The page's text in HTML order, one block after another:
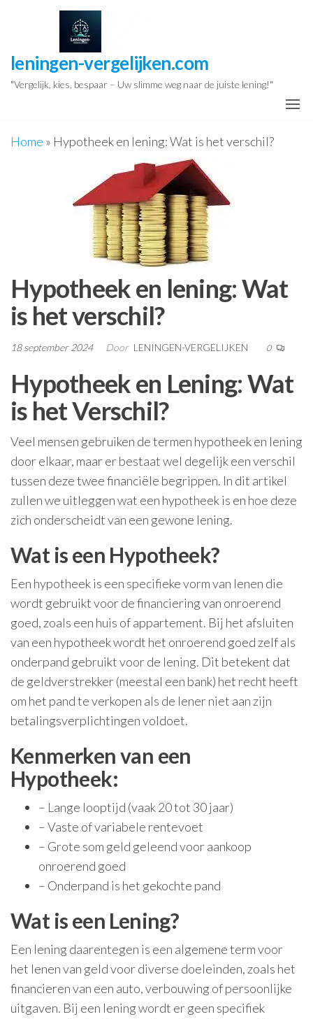
inhoud
leningen-vergelijken.com
"Vergelijk, kies, bespaar – Uw slimme weg naar de juiste lening!"
Home » Hypotheek en lening: Wat is het verschil?
Hypotheek en lening: Wat
is het verschil?
18 september 2024 Door LENINGEN-VERGELIJKEN 0
Hypotheek en Lening: Wat
is het Verschil?
Veel mensen gebruiken de termen hypotheek en lening
door elkaar, maar er bestaat wel degelijk een verschil
tussen deze twee financiële begrippen. In dit artikel
zullen we uitleggen wat een hypotheek is en hoe deze
zich onderscheidt van een gewone lening.
Wat is een Hypotheek?
Een hypotheek is een specifieke vorm van lenen die
wordt gebruikt voor de financiering van onroerend
goed, zoals een huis of appartement. Bij het afsluiten
van een hypotheek wordt het onroerend goed zelf als
onderpand gebruikt voor de lening. Dit betekent dat
de geldverstrekker (meestal een bank) het recht heeft
om het pand te verkopen als de lener niet aan zijn
betalingsverplichtingen voldoet.
Kenmerken van een
Hypotheek:
– Lange looptijd (vaak 20 tot 30 jaar)
– Vaste of variabele rentevoet
– Grote som geld geleend voor aankoop
onroerend goed
– Onderpand is het gekochte pand
Wat is een Lening?
Een lening daarentegen is een algemene term voor
het lenen van geld voor diverse doeleinden, zoals het
financieren van een auto, verbouwing of persoonlijke
uitgaven. Bij een lening wordt er geen specifiek